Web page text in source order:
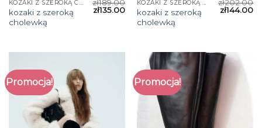
KOZAKI Z SZEROKĄ CHOLEWKĄ
kozaki z szeroką
cholewką
zł189.00
zł135.00
KOZAKI Z SZEROKĄ CHOLEWKĄ
kozaki z szeroką
cholewką
zł202.00
zł144.00
Promocja! Promocja!